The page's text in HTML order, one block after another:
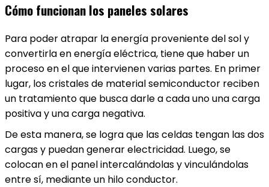
Cómo funcionan los paneles solares
Para poder atrapar la energía proveniente del sol y
convertirla en energía eléctrica, tiene que haber un
proceso en el que intervienen varias partes. En primer
lugar, los cristales de material semiconductor reciben
un tratamiento que busca darle a cada uno una carga
positiva y una carga negativa.
De esta manera, se logra que las celdas tengan las dos
cargas y puedan generar electricidad. Luego, se
colocan en el panel intercalándolas y vinculándolas
entre sí, mediante un hilo conductor.